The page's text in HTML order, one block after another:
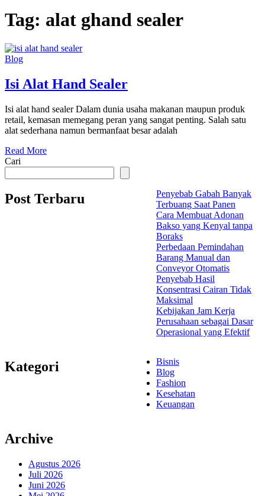
Tag: alat ghand sealer
Blog
Isi Alat Hand Sealer
Isi alat hand sealer Dalam dunia usaha makanan maupun produk
retail, kemasan memegang peran yang sangat penting. Salah satu
alat sederhana namun bermanfaat besar adalah
Read More
Cari
Post Terbaru
Penyebab Gabah Banyak
Terbuang Saat Panen
Cara Membuat Adonan
Bakso yang Kenyal tanpa
Boraks
Perbedaan Pemindahan
Barang Manual dan
Conveyor Otomatis
Penyebab Hasil
Konsentrasi Cairan Tidak
Maksimal
Kebijakan Jam Kerja
Perusahaan sebagai Dasar
Operasional yang Efektif
Kategori
Bisnis
Blog
Fashion
Kesehatan
Keuangan
Archive
Agustus 2026
Juli 2026
Juni 2026